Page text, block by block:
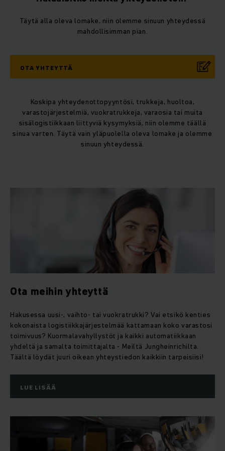
Täytä alla oleva lomake, niin olemme sinuun yhteydessä
mahdollisimman pian.
OTA YHTEYTTÄ
Koskipa yhteydenottopyyntösi, trukkeja, huoltoa,
varastojärjestelmiä, vuokratrukkeja, varaosia tai muita
sisälogistiikkaan liittyviä kysymyksiä, niin olemme täällä
sinua varten. Täytä vain yläpuolella oleva lomake ja olemme
sinuun yhteydessä.
Ota meihin yhteyttä
Hakusessa uusi-, vaihto- tai vuokratrukki? Vai etsikö kenties
kokonaista logistiikkajärjestelmää kattamaan koko varastosi
toimivuus? Kuormalavahyllystöt ja kaikki automatiikkaan
yhdeltä ja samalta toimittajalta - Meiltä Jungheinrichilta.
Täältä löydät juuri oikean yhteystiedon kaikkiin tarpeisiisi!
LUE LISÄÄ